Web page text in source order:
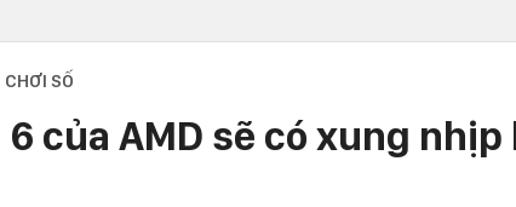
SỐ
6 của AMD sẽ có xung